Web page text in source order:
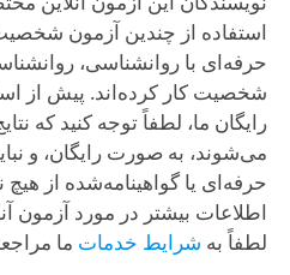
استفاده از چندین آزمون
حرفه‌ای با روانشناسی،
شخصیت کار کرده‌اند. پیش از
رایگان ما، لطفاً توجه کنید که
می‌شوند، به صورت رایگان، و
حرفه‌ای یا گواهینامه‌شده از
اطلاعات بیشتر در مورد آزمون
لطفاً به شرایط خدمات ما